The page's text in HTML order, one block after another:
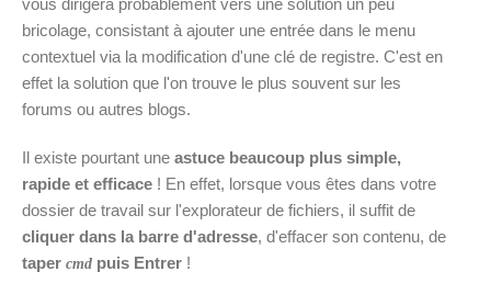
vous dirigera probablement vers une solution un peu
bricolage, consistant à ajouter une entrée dans le menu
contextuel via la modification d'une clé de registre. C'est en
effet la solution que l'on trouve le plus souvent sur les
forums ou autres blogs.
Il existe pourtant une astuce beaucoup plus simple,
rapide et efficace ! En effet, lorsque vous êtes dans votre
dossier de travail sur l'explorateur de fichiers, il suffit de
cliquer dans la barre d'adresse, d'effacer son contenu, de
taper cmd puis Entrer !